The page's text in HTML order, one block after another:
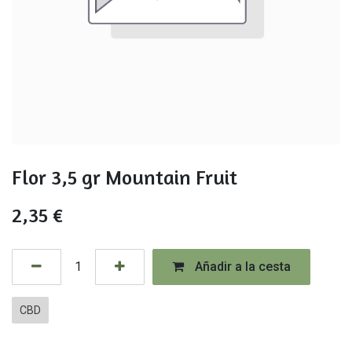
Flor 3,5 gr Mountain Fruit
2,35 €
Añadir a la cesta
CBD